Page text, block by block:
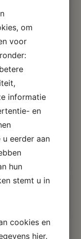
gecertificeerd
wat hoge
en
wat betekent dat
uit verantwoord
onze producten
die
en productie die
We werken actief
minimale impact
uw project
om
voor
informatie
en
eerder aan
hun
stemt u in
cookies en
hier.